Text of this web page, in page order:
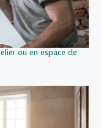
ou en espace de